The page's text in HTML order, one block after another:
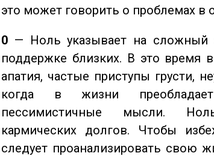
это может говорить о проблемах в
0 — Ноль указывает на сложный
поддержке близких. В это время
апатия, частые приступы грусти,
когда в жизни
пессимистичные мысли.
кармических долгов. Чтобы
следует проанализировать свою